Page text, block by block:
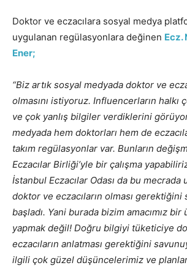
Doktor ve eczacılara sosyal medya
uygulanan regülasyonlara değinen Ecz.
Ener;
“Biz artık sosyal medyada doktor ve
olmasını istiyoruz. Influencerların halkı
ve çok yanlış bilgiler verdiklerini
medyada hem doktorları hem de
takım regülasyonlar var. Bunların
Eczacılar Birliği’yle bir çalışma
İstanbul Eczacılar Odası da bu mecrada
doktor ve eczacıların olması gerektiğini
başladı. Yani burada bizim amacımız bir
yapmak değil! Doğru bilgiyi tüketiciye
eczacıların anlatması gerektiğini
ilgili çok güzel düşüncelerimiz ve